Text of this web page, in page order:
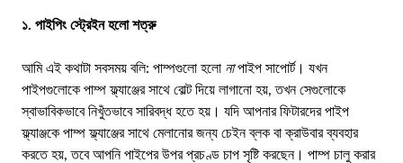
১. পাইপিং স্ট্রেইন হলো শত্রু
আমি এই কথাটা সবসময় বলি: পাম্পগুলো হলো নাপাইপ সাপোর্ট। যখন
পাইপগুলোকে পাম্প ফ্ল্যাঞ্জের সাথে বোল্ট দিয়ে লাগানো হয়, তখন সেগুলোকে
স্বাভাবিকভাবে নিখুঁতভাবে সারিবদ্ধ হতে হয়। যদি আপনার ফিটারদের পাইপ
ফ্ল্যাঞ্জকে পাম্প ফ্ল্যাঞ্জের সাথে মেলানোর জন্য চেইন ব্লক বা ক্রাউবার ব্যবহার
করতে হয়, তবে আপনি পাইপের উপর প্রচণ্ড চাপ সৃষ্টি করছেন। পাম্প চালু করার